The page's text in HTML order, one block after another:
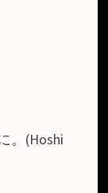
。(Hoshi